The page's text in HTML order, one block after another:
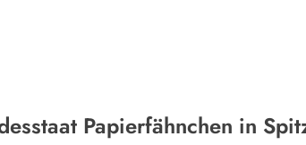
Papierfähnchen in